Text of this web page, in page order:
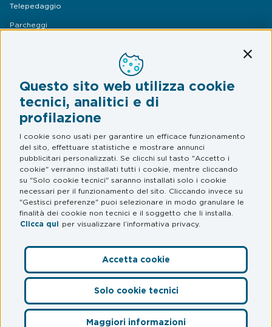
Questo sito web utilizza cookie
tecnici, analitici e di
profilazione
I cookie sono usati per garantire un efficace funzionamento
del sito, effettuare statistiche e mostrare annunci
pubblicitari personalizzati. Se clicchi sul tasto "Accetto i
cookie" verranno installati tutti i cookie, mentre cliccando
su "Solo cookie tecnici" saranno installati solo i cookie
necessari per il funzionamento del sito. Cliccando invece su
"Gestisci preferenze" puoi selezionare in modo granulare le
finalità dei cookie non tecnici e il soggetto che li installa.
Clicca qui per visualizzare l’informativa privacy.
Accetta cookie
Solo cookie tecnici
Maggiori informazioni
Telepedaggio
Parcheggi
Legal & Privacy
Termini e condizioni
Informativa privacy
Web Privacy e Cookie Policy
FAQ
Domande frequenti
© myCicero S.r.l.– Società del Gruppo Mooney – P. IVA
12564030968 – S.S. Adriatica Sud 228/D –